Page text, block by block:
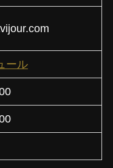
ール